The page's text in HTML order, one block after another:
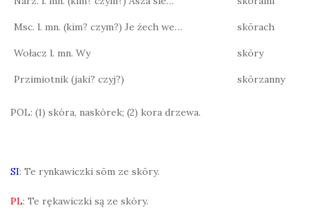
Msc. l. mn. (kim? czym?) Je żech we… skōrach
Wołacz l. mn. Wy skōry
Przimiotnik (jaki? czyj?) skōrzanny
POL: (1) skóra, naskórek; (2) kora drzewa.
SI: Te rynkawiczki sōm ze skōry.
PL: Te rękawiczki są ze skóry.